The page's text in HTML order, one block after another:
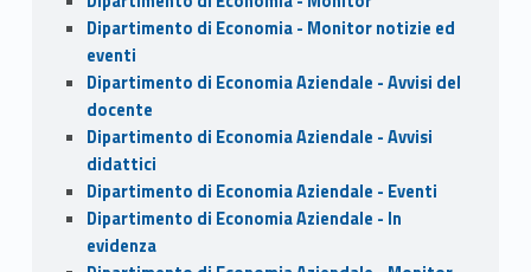
Dipartimento di Economia - Monitor notizie ed
eventi
Dipartimento di Economia Aziendale - Avvisi del
docente
Dipartimento di Economia Aziendale - Avvisi
didattici
Dipartimento di Economia Aziendale - Eventi
Dipartimento di Economia Aziendale - In
evidenza